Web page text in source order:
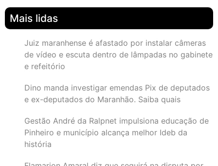
Mais lidas
Juiz maranhense é afastado por instalar câmeras
de vídeo e escuta dentro de lâmpadas no gabinete
e refeitório
Dino manda investigar emendas Pix de deputados
e ex-deputados do Maranhão. Saiba quais
Gestão André da Ralpnet impulsiona educação de
Pinheiro e município alcança melhor Ideb da
história